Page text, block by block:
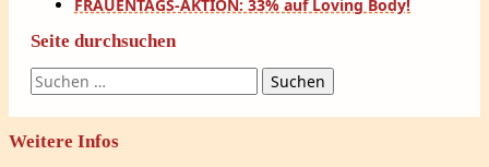
FRAUENTAGS-AKTION: 33% auf Loving Body!
Seite durchsuchen
Suchen
nach:
Weitere Infos